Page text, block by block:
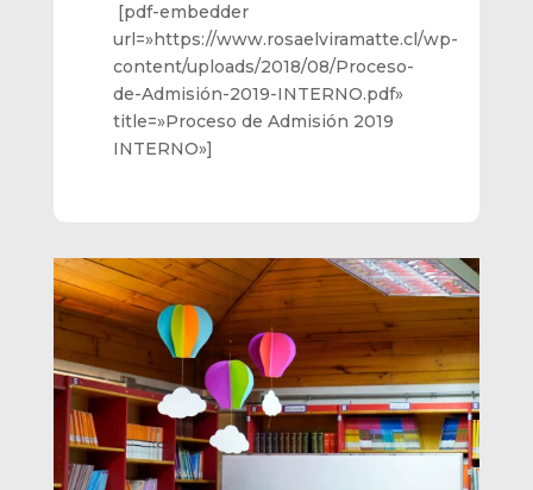
[pdf-embedder
url=»https://www.rosaelviramatte.cl/wp-
content/uploads/2018/08/Proceso-
de-Admisión-2019-INTERNO.pdf»
title=»Proceso de Admisión 2019
INTERNO»]